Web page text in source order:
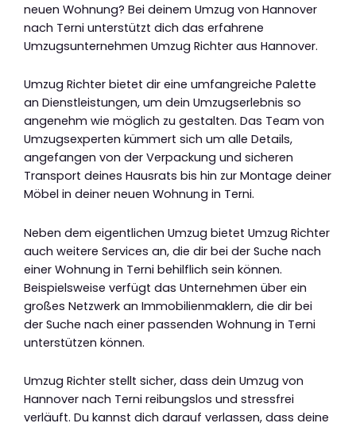
neuen Wohnung? Bei deinem Umzug von Hannover
nach Terni unterstützt dich das erfahrene
Umzugsunternehmen Umzug Richter aus Hannover.
Umzug Richter bietet dir eine umfangreiche Palette
an Dienstleistungen, um dein Umzugserlebnis so
angenehm wie möglich zu gestalten. Das Team von
Umzugsexperten kümmert sich um alle Details,
angefangen von der Verpackung und sicheren
Transport deines Hausrats bis hin zur Montage deiner
Möbel in deiner neuen Wohnung in Terni.
Neben dem eigentlichen Umzug bietet Umzug Richter
auch weitere Services an, die dir bei der Suche nach
einer Wohnung in Terni behilflich sein können.
Beispielsweise verfügt das Unternehmen über ein
großes Netzwerk an Immobilienmaklern, die dir bei
der Suche nach einer passenden Wohnung in Terni
unterstützen können.
Umzug Richter stellt sicher, dass dein Umzug von
Hannover nach Terni reibungslos und stressfrei
verläuft. Du kannst dich darauf verlassen, dass deine